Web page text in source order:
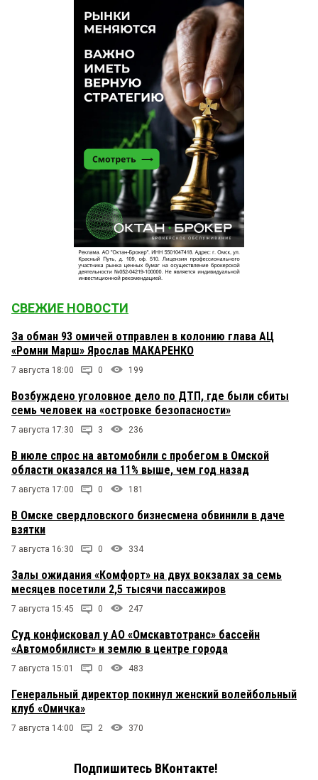
СВЕЖИЕ НОВОСТИ
За обман 93 омичей отправлен в колонию глава АЦ
«Ромни Марш» Ярослав МАКАРЕНКО
7 августа 18:00 0 199
Возбуждено уголовное дело по ДТП, где были сбиты
семь человек на «островке безопасности»
7 августа 17:30 3 236
В июле спрос на автомобили с пробегом в Омской
области оказался на 11% выше, чем год назад
7 августа 17:00 0 181
В Омске свердловского бизнесмена обвинили в даче
взятки
7 августа 16:30 0 334
Залы ожидания «Комфорт» на двух вокзалах за семь
месяцев посетили 2,5 тысячи пассажиров
7 августа 15:45 0 247
Суд конфисковал у АО «Омскавтотранс» бассейн
«Автомобилист» и землю в центре города
7 августа 15:01 0 483
Генеральный директор покинул женский волейбольный
клуб «Омичка»
7 августа 14:00 2 370
Подпишитесь ВКонтакте!